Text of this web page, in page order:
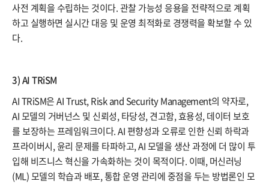
사전 계획을 수립하는 것이다. 관찰 가능성 응용을 전략적으로 계획
하고 실행하면 실시간 대응 및 운영 최적화로 경쟁력을 확보할 수 있
다.
3) AI TRiSM
AI TRiSM은 AI Trust, Risk and Security Management의 약자로,
AI 모델의 거버넌스 및 신뢰성, 타당성, 견고함, 효용성, 데이터 보호
를 보장하는 프레임워크이다. AI 편향성과 오류로 인한 신뢰 하락과
프라이버시, 윤리 문제를 타파하고, AI 모델을 생산 과정에 더 많이 투
입해 비즈니스 혁신을 가속화하는 것이 목적이다. 이때, 머신러닝
(ML) 모델의 학습과 배포, 통합 운영 관리에 중점을 두는 방법론인 모